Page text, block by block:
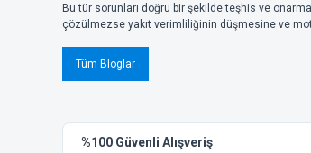
Bu tür sorunları doğru bir şekilde teşhis ve
çözülmezse yakıt verimliliğinin düşmesine ve
Tüm Bloglar
%100 Güvenli Alışveriş